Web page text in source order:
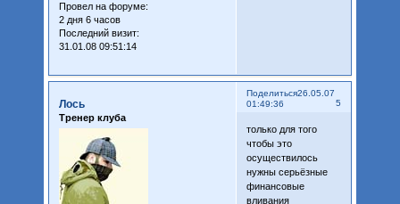
Провел на форуме:
2 дня 6 часов
Последний визит:
31.01.08 09:51:14
Поделиться
5
26.05.07
01:49:36
Лось
Тренер клуба
только для того
чтобы это
осуществилось
нужны серьёзные
финансовые
вливания